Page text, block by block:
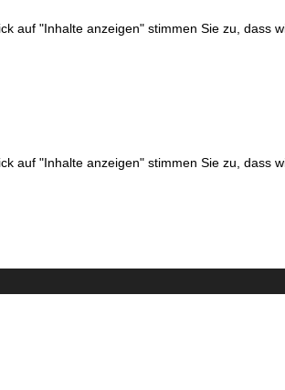
auf "Inhalte anzeigen" stimmen Sie zu, dass
auf "Inhalte anzeigen" stimmen Sie zu, dass